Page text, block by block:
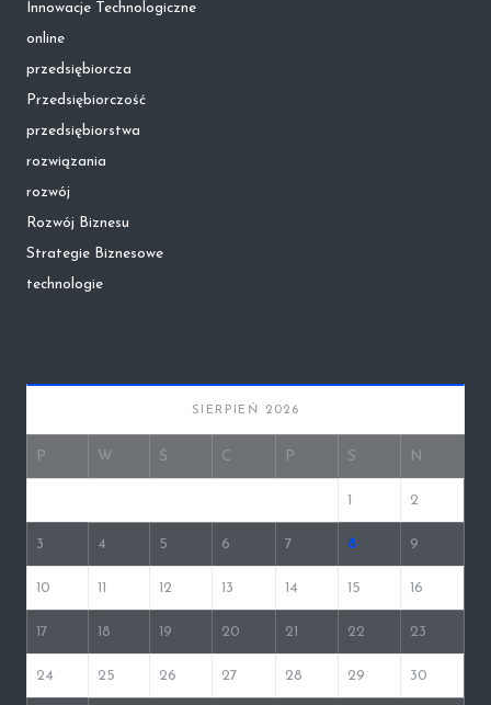
Innowacje Technologiczne
online
przedsiębiorcza
Przedsiębiorczość
przedsiębiorstwa
rozwiązania
rozwój
Rozwój Biznesu
Strategie Biznesowe
technologie
SIERPIEŃ 2026
P W Ś C P S N
1 2
3 4 5 6 7 8 9
10 11 12 13 14 15 16
17 18 19 20 21 22 23
24 25 26 27 28 29 30